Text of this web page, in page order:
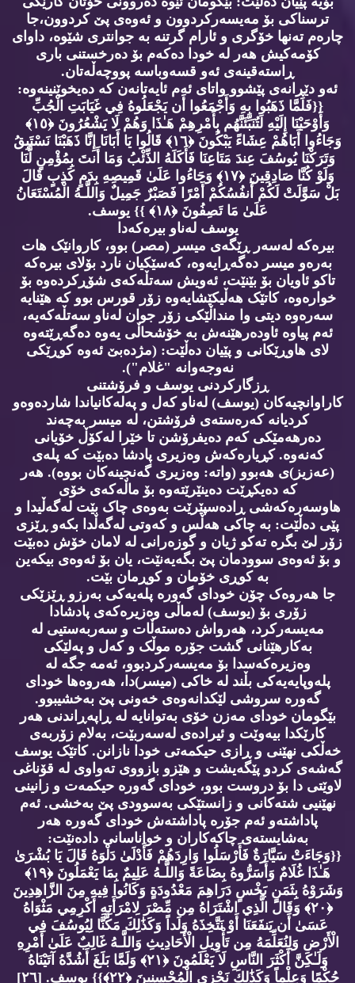
ترسناکی بۆ مەیسەرکردوون و ئەوەی پێ کردوون،جا
چارەم تەنها خۆگری و ئارام گرتنە بە جوانتری شێوە، داوای
کۆمەکیش هەر لە خودا دەکەم بۆ دەرخستنی باری
ڕاستەقینەی ئەو قسەوباسە پووچەڵەتان.
ئەو دێڕانەی پێشوو واتای ئەم ئایەتانەن کە دەیخوێنینەوە:
{{فَلَمَّا ذَهَبُوا بِهِ وَأَجْمَعُوا أَن يَجْعَلُوهُ فِي غَيَابَتِ الْجُبِّ
وَأَوْحَيْنَا إِلَيْهِ لَتُنَبِّئَنَّهُم بِأَمْرِهِمْ هَـٰذَا وَهُمْ لَا يَشْعُرُونَ ﴿١٥﴾
وَجَاءُوا أَبَاهُمْ عِشَاءً يَبْكُونَ ﴿١٦﴾ قَالُوا يَا أَبَانَا إِنَّا ذَهَبْنَا نَسْتَبِقُ
وَتَرَكْنَا يُوسُفَ عِندَ مَتَاعِنَا فَأَكَلَهُ الذِّئْبُ وَمَا أَنتَ بِمُؤْمِنٍ لَّنَا
وَلَوْ كُنَّا صَادِقِينَ ﴿١٧﴾ وَجَاءُوا عَلَىٰ قَمِيصِهِ بِدَمٍ كَذِبٍ قَالَ
بَلْ سَوَّلَتْ لَكُمْ أَنفُسُكُمْ أَمْرًا فَصَبْرٌ جَمِيلٌ وَاللَّـهُ الْمُسْتَعَانُ
عَلَىٰ مَا تَصِفُونَ ﴿١٨﴾ }} يوسف.
یوسف لەناو بیرەکەدا
بیرەکە لەسەر ڕێگەی میسر (مصر) بوو، کاروانێک هات
بەرەو میسر دەگەڕایەوە، کەسێکیان نارد بۆلای بیرەکە
تاکو ئاویان بۆ بێنێت، ئەویش سەتڵەکەی شۆڕکردەوە بۆ
خوارەوە، کاتێک هەڵیکێشایەوە زۆر قورس بوو کە هێنایە
سەرەوە دیتی وا منداڵێکی زۆر جوان لەناو سەتڵەکەیە،
ئەم پیاوە ئاودەرهێنەش بە خۆشحاڵی یەوە دەگەڕێتەوە
لای هاوڕێکانی و پێیان دەڵێت: (مژدەبێ ئەوە کوڕێکی
نەوجەوانە "غلام").
ڕزگارکردنی یوسف و فرۆشتنی
کاراوانچیەکان (یوسف) لەناو کەل و پەلەکانیاندا شاردەوەو
کردیانە کەرەستەی فرۆشتن، لە میسر بەچەند
دەرهەمێکی کەم دەیفرۆشن تا خێرا لەکۆڵ خۆیانی
کەنەوە. کڕیارەکەش وەزیری پادشا دەبێت کە پلەی
(عەزیز)ی هەبوو (واتە: وەزیری گەنجینەکان بووە). هەر
کە دەیکڕێت دەینێرێتەوە بۆ ماڵەکەی خۆی
هاوسەرەکەشی ڕادەسپێرێت بەوەی چاک بێت لەگەڵیدا و
پێی دەڵێت: بە چاکی هەڵس و کەوتی لەگەڵدا بکەو ڕێزی
زۆر لێ بگرە تەکو ژیان و گوزەرانی لە لامان خۆش دەبێت
و بۆ ئەوەی سوودمان پێ بگەیەنێت، یان بۆ ئەوەی بیکەین
بە کوڕی خۆمان و کوڕمان بێت.
جا هەروەک چۆن خودای گەورە پلەیەکی بەرزو ڕێزێکی
زۆری بۆ (یوسف) لەماڵی وەزیرەکەی پادشادا
مەیسەرکرد، هەرواش دەستەڵات و سەربەستیی لە
بەکارهێنانی گشت جۆرە موڵک و کەل و پەلێکی
وەزیرەکەسدا بۆ مەیسەرکردبوو، ئەمە جگە لە
پلەوپایەیەکی بڵند لە خاکی (میسر)دا، هەروەها خودای
گەورە سروشی لێکدانەوەی خەونی پێ بەخشیبوو.
بێگومان خودای مەزن خۆی بەتوانایە لە ڕاپەڕاندنی هەر
کارێکدا بیەوێت و ئیرادەی لەسەربێت، بەلام زۆربەی
خەڵکی نهێنی و ڕازی حیکمەتی خودا نازانن. کاتێک یوسف
گەشەی کردو پێگەیشت و هێزو بازووی تەواوی لە قۆناغی
لاوێتی دا بۆ دروست بوو، خودای گەورە حیکمەت و زانینی
نهێنیی شتەکانی و زانستێکی بەسوودی پێ بەخشی. ئەم
پاداشتەو ئەم جۆرە پاداشتەش خودای گەورە هەر
بەشایستەی چاکەکاران و خواناسانی دادەنێت:
{{وَجَاءَتْ سَيَّارَةٌ فَأَرْسَلُوا وَارِدَهُمْ فَأَدْلَىٰ دَلْوَهُ قَالَ يَا بُشْرَىٰ
هَـٰذَا غُلَامٌ وَأَسَرُّوهُ بِضَاعَةً وَاللَّـهُ عَلِيمٌ بِمَا يَعْمَلُونَ ﴿١٩﴾
وَشَرَوْهُ بِثَمَنٍ بَخْسٍ دَرَاهِمَ مَعْدُودَةٍ وَكَانُوا فِيهِ مِنَ الزَّاهِدِينَ
﴿٢٠﴾ وَقَالَ الَّذِي اشْتَرَاهُ مِن مِّصْرَ لِامْرَأَتِهِ أَكْرِمِي مَثْوَاهُ
عَسَىٰ أَن يَنفَعَنَا أَوْ نَتَّخِذَهُ وَلَداً وَكَذَٰلِكَ مَكَّنَّا لِيُوسُفَ فِي
الْأَرْضِ وَلِنُعَلِّمَهُ مِن تَأْوِيلِ الْأَحَادِيثِ وَاللَّـهُ غَالِبٌ عَلَىٰ أَمْرِهِ
وَلَـٰكِنَّ أَكْثَرَ النَّاسِ لَا يَعْلَمُونَ ﴿٢١﴾ وَلَمَّا بَلَغَ أَشُدَّهُ آتَيْنَاهُ
حُكْمًا وَعِلْماً وَكَذَٰلِكَ نَجْزِي الْمُحْسِنِينَ ﴿٢٢﴾}} يوسف. [٢٦]